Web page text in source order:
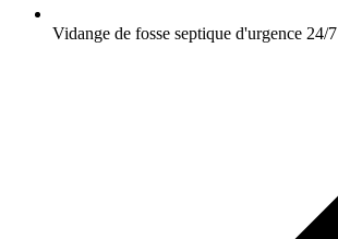
Vidange de fosse septique d'urgence 24/7